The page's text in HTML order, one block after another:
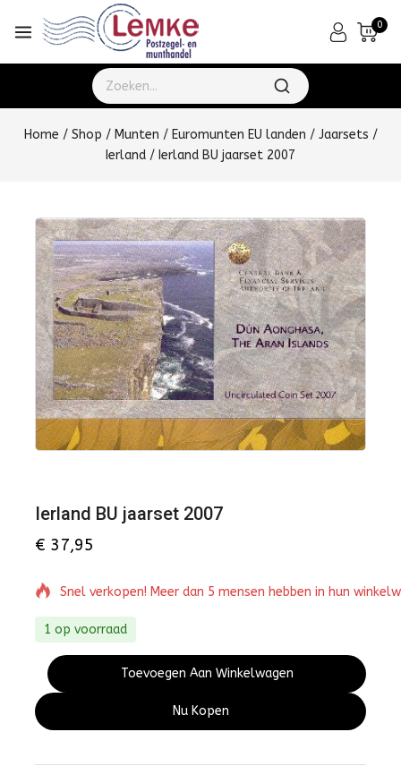
0
Home / Shop / Munten / Euromunten EU landen / Jaarsets /
Ierland / Ierland BU jaarset 2007
Ierland BU jaarset 2007
€ 37,95
Snel verkopen! Meer dan 5 mensen hebben in hun
1 op voorraad
Toevoegen Aan Winkelwagen
Nu Kopen